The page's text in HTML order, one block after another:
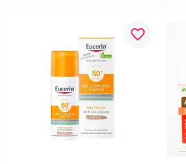
favorite_border